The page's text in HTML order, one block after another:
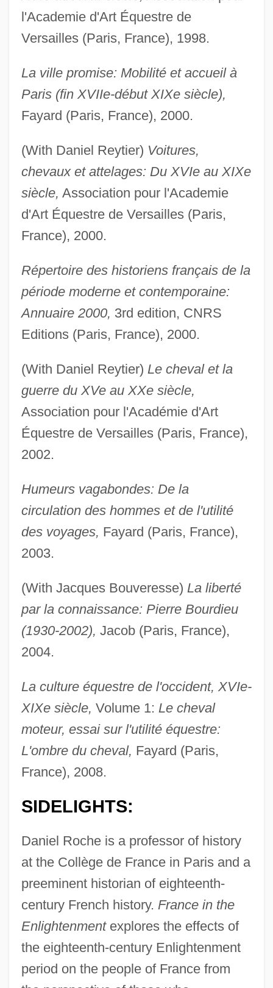
l'Academie d'Art Équestre de
Versailles (Paris, France), 1998.
La ville promise: Mobilité et accueil à
Paris (fin XVIIe-début XIXe siècle),
Fayard (Paris, France), 2000.
(With Daniel Reytier) Voitures,
chevaux et attelages: Du XVIe au XIXe
siècle, Association pour l'Academie
d'Art Équestre de Versailles (Paris,
France), 2000.
Répertoire des historiens français de la
période moderne et contemporaine:
Annuaire 2000, 3rd edition, CNRS
Editions (Paris, France), 2000.
(With Daniel Reytier) Le cheval et la
guerre du XVe au XXe siècle,
Association pour l'Académie d'Art
Équestre de Versailles (Paris, France),
2002.
Humeurs vagabondes: De la
circulation des hommes et de l'utilité
des voyages, Fayard (Paris, France),
2003.
(With Jacques Bouveresse) La liberté
par la connaissance: Pierre Bourdieu
(1930-2002), Jacob (Paris, France),
2004.
La culture équestre de l'occident, XVIe-
XIXe siècle, Volume 1: Le cheval
moteur, essai sur l'utilité équestre:
L'ombre du cheval, Fayard (Paris,
France), 2008.
SIDELIGHTS:
Daniel Roche is a professor of history
at the Collège de France in Paris and a
preeminent historian of eighteenth-
century French history. France in the
Enlightenmentexplores the effects of
the eighteenth-century Enlightenment
period on the people of France from